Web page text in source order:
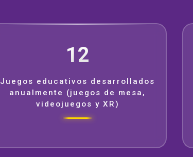
12
Juegos educativos desarrollados
anualmente (juegos de mesa,
videojuegos y XR)